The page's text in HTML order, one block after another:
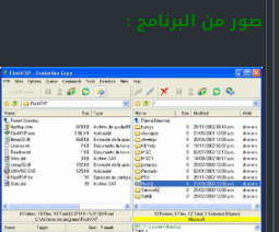
صور من البرنامج :